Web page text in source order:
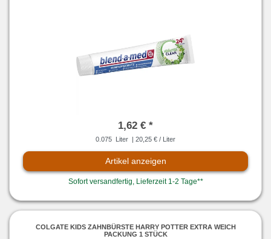
1,62 € *
0.075 Liter | 20,25 € / Liter
Artikel anzeigen
Sofort versandfertig, Lieferzeit 1-2 Tage**
COLGATE KIDS ZAHNBÜRSTE HARRY POTTER EXTRA WEICH
PACKUNG 1 STÜCK